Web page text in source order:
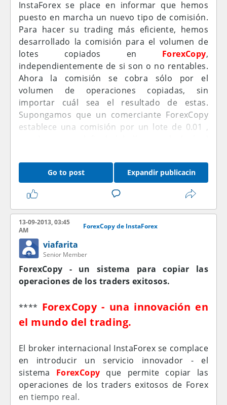
InstaForex se place en informar que hemos
puesto en marcha un nuevo tipo de comisión.
Para hacer su trading más eficiente, hemos
desarrollado la comisión para el volumen de
lotes copiados en ForexCopy,
independientemente de si son o no rentables.
Ahora la comisión se cobra sólo por el
volumen de operaciones copiadas, sin
importar cuál sea el resultado de estas.
Supongamos que un comerciante ForexCopy
establece una comisión por un lote de 0.01 ,
de un seguidor ForexCopy. Después de eso, la
comisión se cargará desde la cuenta del
seguidor y se acredita a una cuenta de un
trader ForexCopy.
Principales ventajas:
- Regularidad del devengo. En caso de que
hayan operaciones u opciones copiadas, la
comisión se abonará al final de cada día. Por lo
tanto, no hay necesidad de esperar hasta el
- La comisión sólo se cobra por el volumen de
operación es rentable o no. Consideremos el
siguiente ejemplo:
Con el fin de calcular el tamaño de la comisión
para ambos (operación y opción), con una
comisión de 0.5%. Es necesario tomar las
Go to post Expandir publicacin
13-09-2013, 03:45
AM
ForexCopy de InstaForex
viafarita
Senior Member
ForexCopy - un sistema para copiar las
operaciones de los traders exitosos.
**** ForexCopy - una innovación en
el mundo del trading.
El broker internacional InstaForex se complace
en introducir un servicio innovador - el
sistema ForexCopy que permite copiar las
operaciones de los traders exitosos de Forex
en tiempo real.